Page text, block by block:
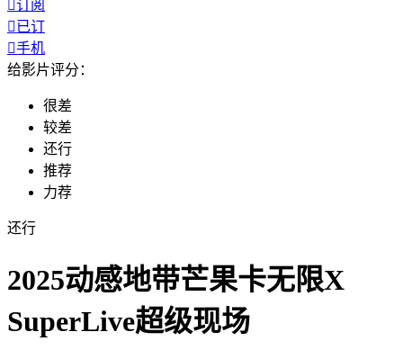
订阅
已订
手机
给影片评分：
很差
较差
还行
推荐
力荐
还行
2025动感地带芒果卡无限X
SuperLive超级现场